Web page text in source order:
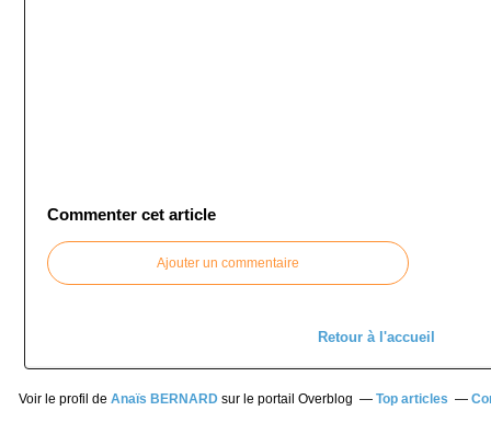
Commenter cet article
Ajouter un commentaire
Retour à l'accueil
Voir le profil de Anaïs BERNARDsur le portail Overblog Top articles